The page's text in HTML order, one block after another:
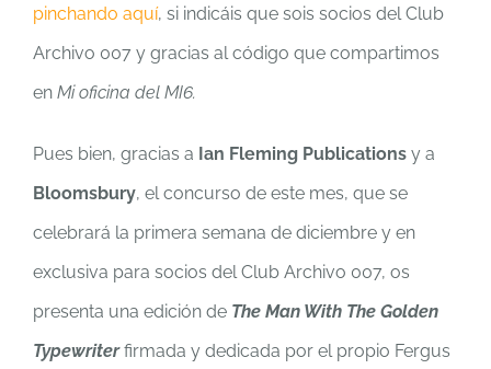
pinchando aquí, si indicáis que sois socios del Club
Archivo 007 y gracias al código que compartimos
en Mi oficina del MI6.
Pues bien, gracias a Ian Fleming Publications y a
Bloomsbury, el concurso de este mes, que se
celebrará la primera semana de diciembre y en
exclusiva para socios del Club Archivo 007, os
presenta una edición de The Man With The Golden
Typewriterfirmada y dedicada por el propio Fergus